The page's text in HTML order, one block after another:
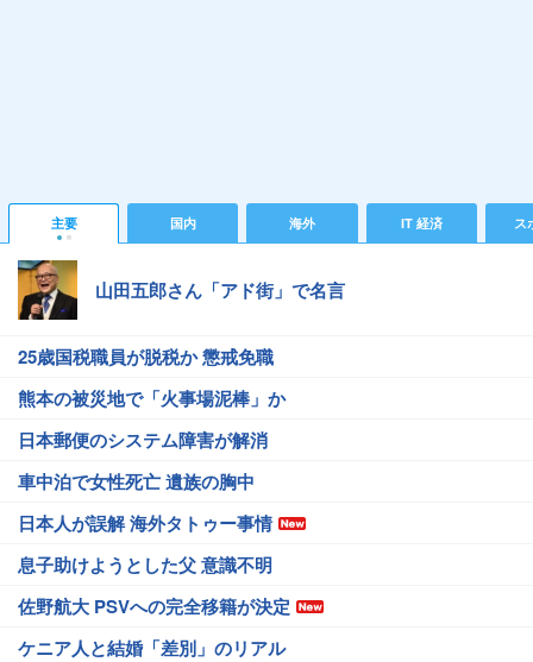
主要 国内 海外 IT 経済 ス
山田五郎さん「アド街」で名言
25歳国税職員が脱税か 懲戒免職
熊本の被災地で「火事場泥棒」か
日本郵便のシステム障害が解消
車中泊で女性死亡 遺族の胸中
日本人が誤解 海外タトゥー事情
息子助けようとした父 意識不明
佐野航大 PSVへの完全移籍が決定
ケニア人と結婚「差別」のリアル